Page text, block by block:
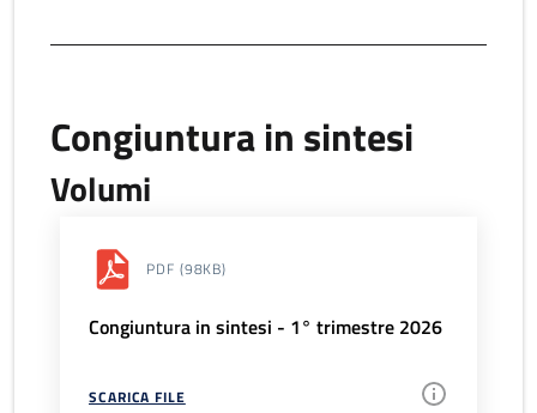
Congiuntura in sintesi
Volumi
PDF (98KB)
Congiuntura in sintesi - 1° trimestre 2026
SCARICA FILE